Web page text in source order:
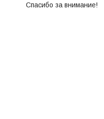
Спасибо за внимание!